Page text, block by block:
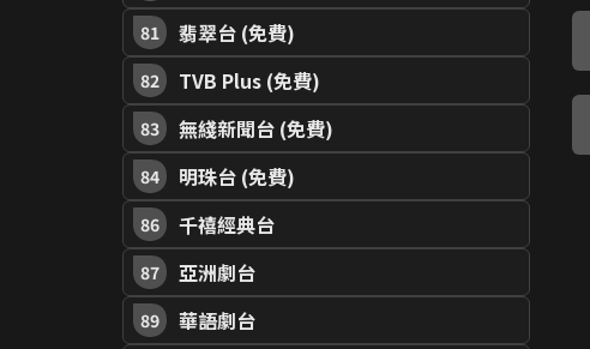
81 翡翠台 (免費)
82 TVB Plus (免費)
83 無綫新聞台 (免費)
84 明珠台 (免費)
86 千禧經典台
87 亞洲劇台
89 華語劇台